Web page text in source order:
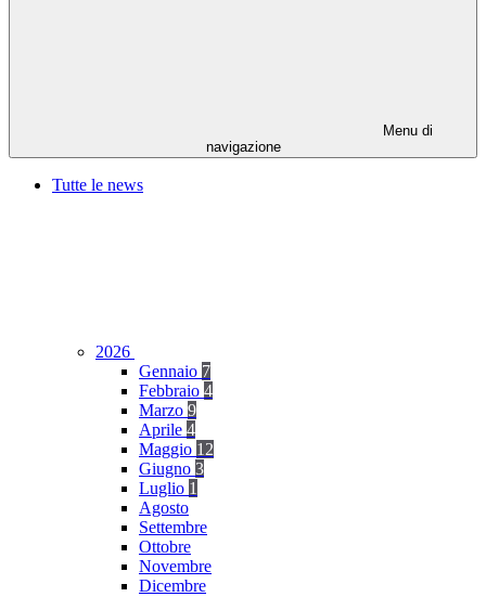
Menu di
navigazione
Tutte le news
2026
Gennaio 7
Febbraio 4
Marzo 9
Aprile 4
Maggio 12
Giugno 3
Luglio 1
Agosto
Settembre
Ottobre
Novembre
Dicembre